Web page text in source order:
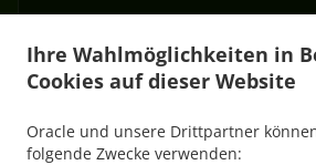
Ihre Wahlmöglichkeiten in
Cookies auf dieser Website
Oracle und unsere Drittpartner
folgende Zwecke verwenden:
Pizza Lieferservice Hardheim Gerichtstetten